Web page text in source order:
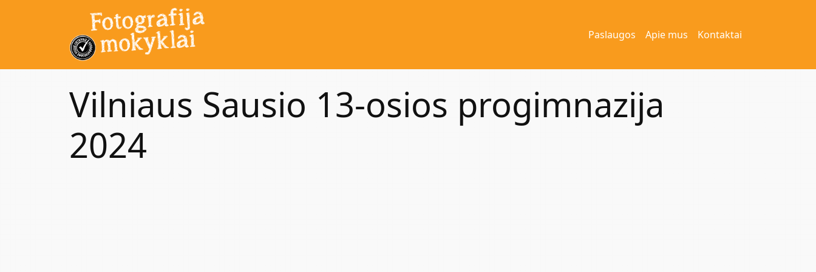
Paslaugos Apie mus Kontaktai
Vilniaus Sausio 13-osios progimnazija
2024